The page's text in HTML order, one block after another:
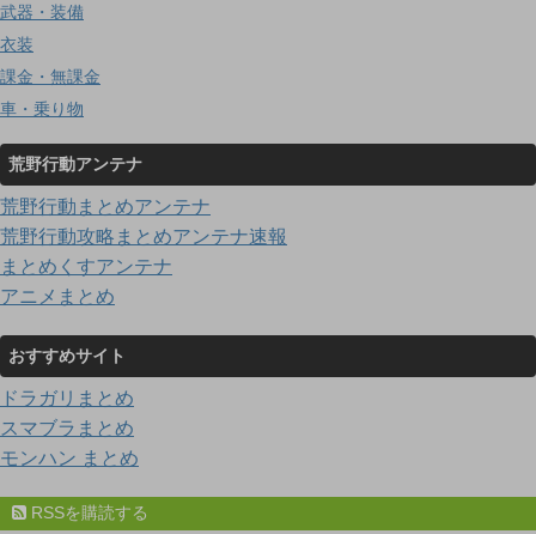
武器・装備
衣装
課金・無課金
車・乗り物
荒野行動アンテナ
荒野行動まとめアンテナ
荒野行動攻略まとめアンテナ速報
まとめくすアンテナ
アニメまとめ
おすすめサイト
ドラガリまとめ
スマブラまとめ
モンハン まとめ
RSSを購読する